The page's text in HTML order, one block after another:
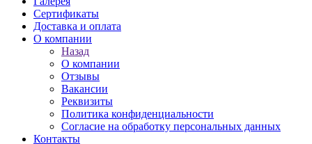
Сертификаты
Доставка и оплата
О компании
Назад
О компании
Отзывы
Вакансии
Реквизиты
Политика конфиденциальности
Согласие на обработку персональных данных
Контакты